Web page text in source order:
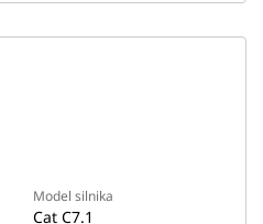
Model silnika
Cat C7.1